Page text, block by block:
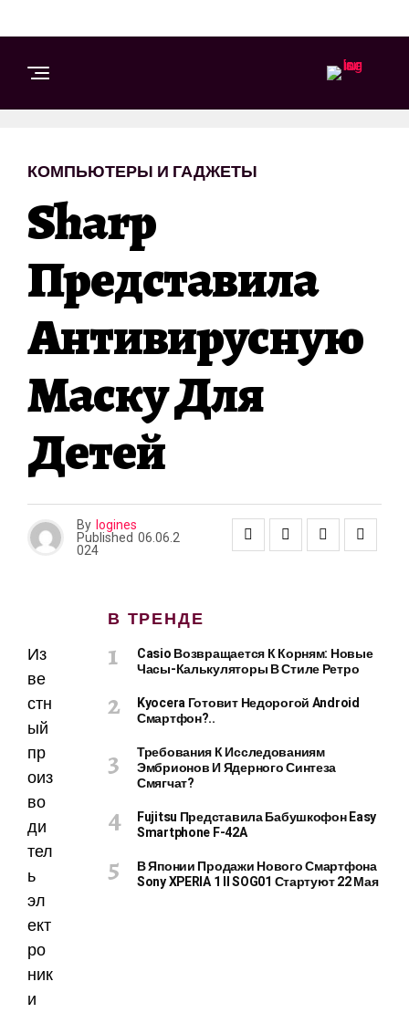
КОМПЬЮТЕРЫ И ГАДЖЕТЫ
Sharp
Представила
Антивирусную
Маску Для
Детей
By logines
Published 06.06.2
024
Из
ве
стн
ый
пр
оиз
во
ди
тел
ь
эл
ект
ро
ник
и
В ТРЕНДЕ
Casio Возвращается К Корням: Новые
Часы-Калькуляторы В Стиле Ретро
Kyocera Готовит Недорогой Android
Смартфон?..
Требования К Исследованиям
Эмбрионов И Ядерного Синтеза
Смягчат?
Fujitsu Представила Бабушкофон Easy
Smartphone F-42A
В Японии Продажи Нового Смартфона
Sony XPERIA 1 II SOG01 Стартуют 22 Мая